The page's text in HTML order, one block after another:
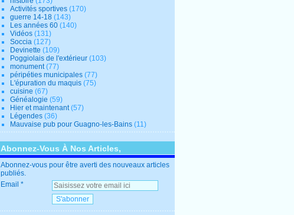
Activités sportives (170)
guerre 14-18 (143)
Les années 60 (140)
Vidéos (131)
Soccia (127)
Devinette (109)
Poggiolais de l'extérieur (103)
monument(77)
péripéties municipales (77)
L'épuration du maquis (75)
cuisine (67)
Généalogie (59)
Hier et maintenant(57)
Légendes (36)
Mauvaise pub pour Guagno-les-Bains (11)
Abonnez-Vous À Nos Articles,
Abonnez-vous pour être averti des nouveaux articles
publiés.
Email